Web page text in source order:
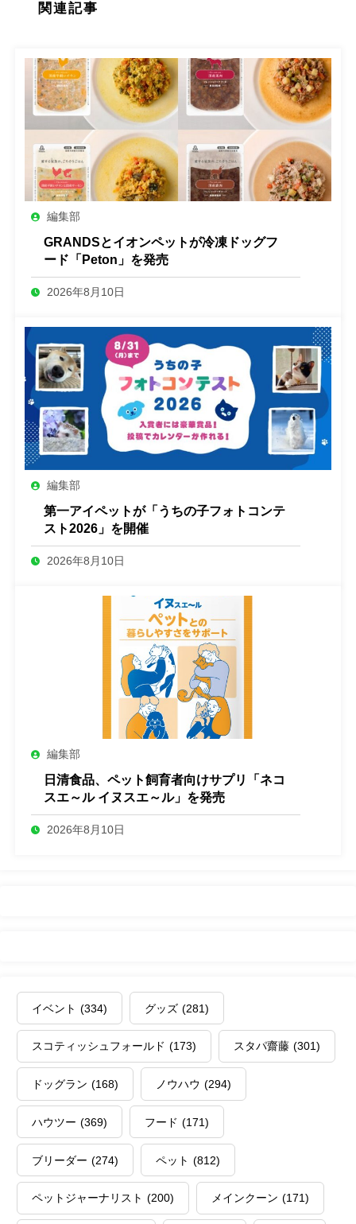
関連記事
編集部
GRANDSとイオンペットが冷凍ドッグフ
ード「Peton」を発売
2026年8月10日
編集部
第一アイペットが「うちの子フォトコンテ
スト2026」を開催
2026年8月10日
編集部
日清食品、ペット飼育者向けサプリ「ネコ
スエ～ル イヌスエ～ル」を発売
2026年8月10日
イベント (334) グッズ (281)
スコティッシュフォールド (173) スタパ齋藤 (301)
ドッグラン (168) ノウハウ (294)
ハウツー (369) フード (171)
ブリーダー (274) ペット (812)
ペットジャーナリスト (200) メインクーン (171)